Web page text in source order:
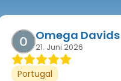
Omega Davids
21. Juni 2026
Portugal